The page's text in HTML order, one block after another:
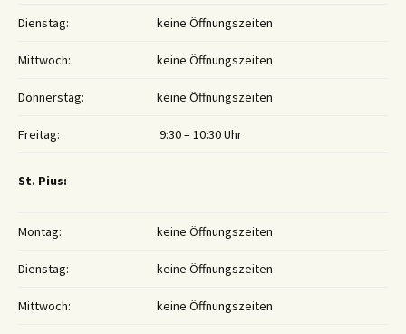
Dienstag: keine Öffnungszeiten
Mittwoch: keine Öffnungszeiten
Donnerstag: keine Öffnungszeiten
Freitag: 9:30 – 10:30 Uhr
St. Pius:
Montag: keine Öffnungszeiten
Dienstag: keine Öffnungszeiten
Mittwoch: keine Öffnungszeiten